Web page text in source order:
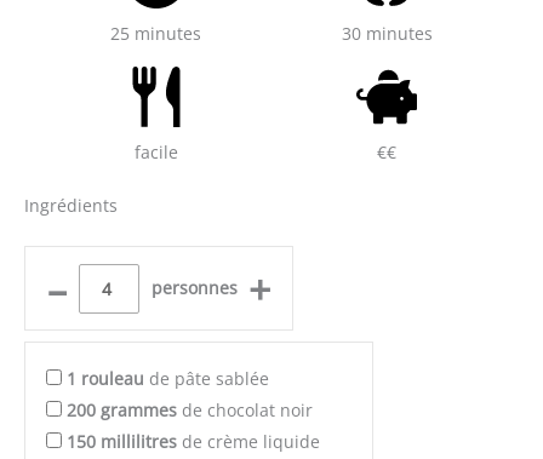
25 minutes 30 minutes
facile €€
Ingrédients
– personnes +
1 rouleau de pâte sablée
200 grammes de chocolat noir
150 millilitres de crème liquide